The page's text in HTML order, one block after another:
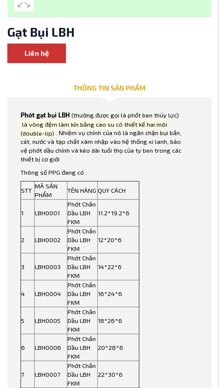
Gạt Bụi LBH
Liên hệ
THÔNG TIN SẢN PHẨM
Phớt gạt bụi LBH (thường được gọi là phốt ben thủy lực)
là vòng đệm làm kín bằng cao su có thiết kế hai môi
(double-lip)
. Nhiệm vụ chính của nó là ngăn chặn bụi bẩn,
cát, nước và tạp chất xâm nhập vào hệ thống xi lanh, bảo
vệ phớt dầu chính và kéo dài tuổi thọ của ty ben trong các
thiết bị cơ giới
Thông số PPG đang có :
STT
MÃ SẢN
PHẨM
TÊN HÀNG QUY CÁCH
1 LBH0001
Phớt Chắn
Dầu LBH
FKM
11.2*19.2*6
2 LBH0002
Phớt Chắn
Dầu LBH
FKM
12*20*6
3 LBH0003
Phớt Chắn
Dầu LBH
FKM
14*22*6
4 LBH0004
Phớt Chắn
Dầu LBH
FKM
16*24*6
5 LBH0005
Phớt Chắn
Dầu LBH
FKM
18*26*6
6 LBH0006
Phớt Chắn
Dầu LBH
FKM
20*28*6
7 LBH0007
Phớt Chắn
Dầu LBH
FKM
22*30*6